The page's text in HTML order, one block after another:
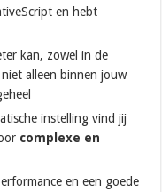
en hebt
kan, zowel in de
alleen binnen jouw
instelling vind jij
complexe en
en een goede